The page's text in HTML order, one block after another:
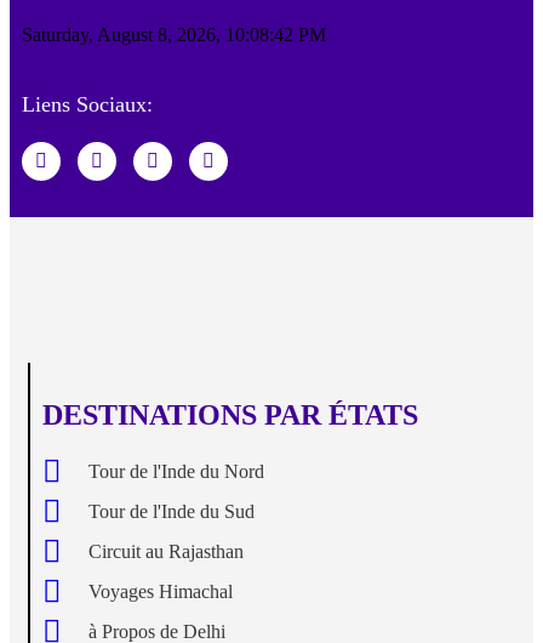
Saturday, August 8, 2026, 10:08:43 PM
Liens Sociaux:
DESTINATIONS PAR ÉTATS
Tour de l'Inde du Nord
Tour de l'Inde du Sud
Circuit au Rajasthan
Voyages Himachal
à Propos de Delhi